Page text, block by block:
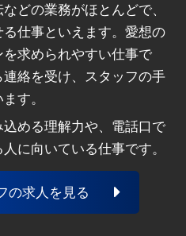
どの業務がほとんどで、
仕事といえます。愛想の
求められやすい仕事で
絡を受け、スタッフの手
す。
める理解力や、電話口で
に向いている仕事です。
の求人を見る